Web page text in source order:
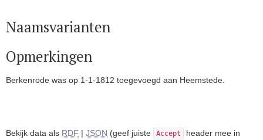
Naamsvarianten
Opmerkingen
Berkenrode was op 1-1-1812 toegevoegd aan Heemstede.
Bekijk data als RDF | JSON (geef juiste Accept
header mee in